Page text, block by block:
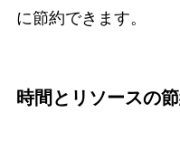
に節約できます。
時間とリソースの